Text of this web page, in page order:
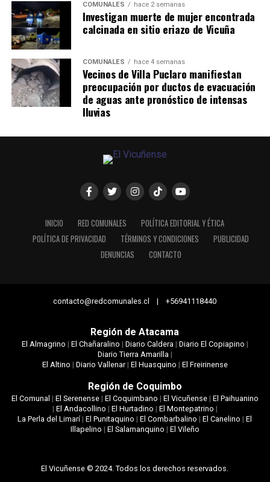
COMUNALES hace 2 semanas
Investigan muerte de mujer encontrada
calcinada en sitio eriazo de Vicuña
COMUNALES hace 4 semanas
Vecinos de Villa Puclaro manifiestan
preocupación por ductos de evacuación
de aguas ante pronóstico de intensas
lluvias
INICIO RED COMUNALES
POLÍTICA EDITORIAL Y ÉTICA
POLÍTICA DE PRIVACIDAD
TÉRMINOS Y CONDICIONES
PUBLICIDAD
DENUNCIAS
CONTACTO
contacto@redcomunales.cl | +56941118440
Región de Atacama
El Almagrino | El Chañaralino | Diario Caldera| Diario El Copiapino |
Diario Tierra Amarilla|
El Altino | Diario Vallenar| El Huasquino | El Freirinense
Región de Coquimbo
El Comunal | El Serenense| El Coquimbano | El Vicuñense| El Paihuanino
| El Andacollino | El Hurtadino | El Montepatrino |
La Perla del Limarí|El Punitaquino |El Combarbalino |El Canelino |El
Illapelino | El Salamanquino | El Vileño
El Vicuñense © 2024. Todos los derechos reservados.